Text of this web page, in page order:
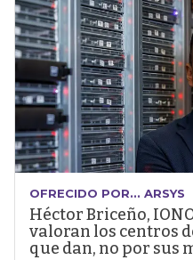
OFRECIDO POR... ARSYS
Héctor Briceño,
valoran los centros
que dan, no por sus